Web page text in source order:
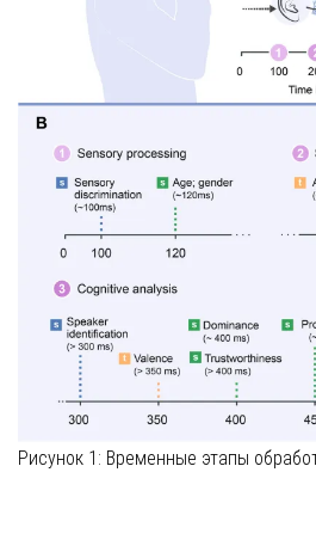
Рисунок 1: Временные этапы